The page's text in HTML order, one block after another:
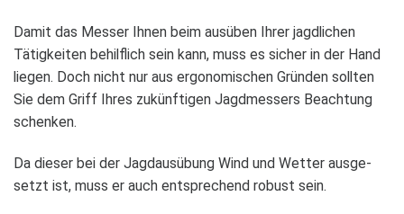
Damit das Mes­ser Ihnen beim aus­üben Ihrer jagd­li­chen
Tätig­kei­ten behilf­lich sein kann, muss es sicher in der Hand
lie­gen. Doch nicht nur aus ergo­no­mi­schen Grün­den soll­ten
Sie dem Griff Ihres zukünf­ti­gen Jagd­mes­sers Beach­tung
schen­ken.
Da die­ser bei der Jagd­aus­übung Wind und Wet­ter aus­ge­
setzt ist, muss er auch ent­spre­chend robust sein.